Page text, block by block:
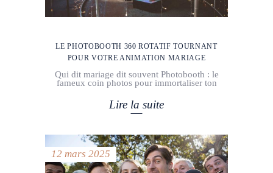
LE PHOTOBOOTH 360 ROTATIF TOURNANT
POUR VOTRE ANIMATION MARIAGE
Qui dit mariage dit souvent Photobooth : le
fameux coin photos pour immortaliser ton
Lire la suite
12 mars 2025